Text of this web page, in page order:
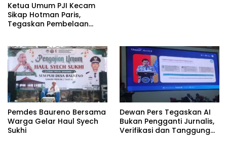
Ketua Umum PJI Kecam
Sikap Hotman Paris,
Tegaskan Pembelaan
Pemdes Baureno Bersama
Warga Gelar Haul Syech
Sukhi
Dewan Pers Tegaskan AI
Bukan Pengganti Jurnalis,
Verifikasi dan Tanggung